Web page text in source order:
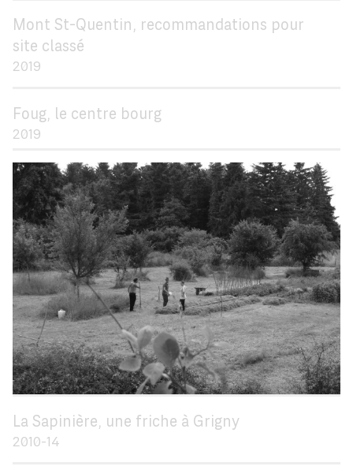
Mont St-Quentin, recommandations pour
site classé
2019
Foug, le centre bourg
2019
La Sapinière, une friche à Grigny
2010-14